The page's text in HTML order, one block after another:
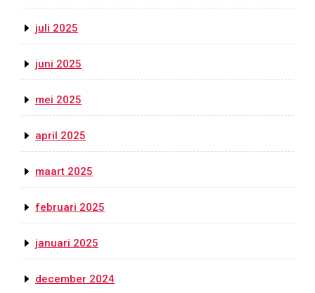
juli 2025
juni 2025
mei 2025
april 2025
maart 2025
februari 2025
januari 2025
december 2024